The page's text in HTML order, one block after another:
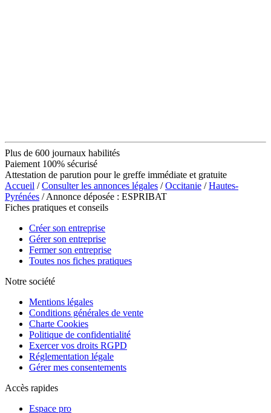
Plus de 600 journaux habilités
Paiement 100% sécurisé
Attestation de parution pour le greffe immédiate et gratuite
Accueil /Consulter les annonces légales /Occitanie /Hautes-
Pyrénées / Annonce déposée : ESPRIBAT
Fiches pratiques et conseils
Créer son entreprise
Gérer son entreprise
Fermer son entreprise
Toutes nos fiches pratiques
Notre société
Mentions légales
Conditions générales de vente
Charte Cookies
Politique de confidentialité
Exercer vos droits RGPD
Réglementation légale
Gérer mes consentements
Accès rapides
Espace pro